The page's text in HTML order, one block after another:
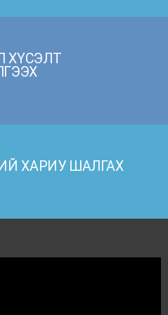
04/15
ТАНИЛЦЛАА
САЛБАР
ХҮСЭЛТ
ХАРИУ ШАЛГАХ